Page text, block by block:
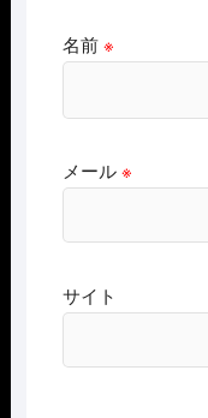
名前 ※
メール ※
サイト